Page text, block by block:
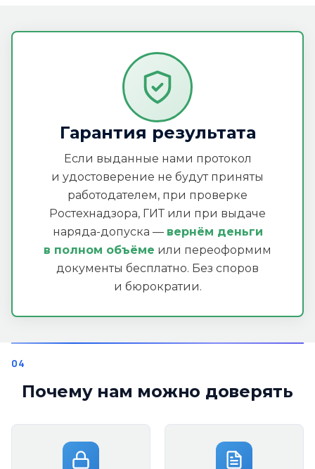
Гарантия результата
Если выданные нами протокол
и удостоверение не будут приняты
работодателем, при проверке
Ростехнадзора, ГИТ или при выдаче
наряда-допуска — вернём деньги
в полном объёме или переоформим
документы бесплатно. Без споров
и бюрократии.
Почему нам можно доверять